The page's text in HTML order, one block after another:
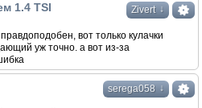
Zivert ↓
1.4 TSI
вот только кулачки
уж точно. а вот из-за
serega058 ↓